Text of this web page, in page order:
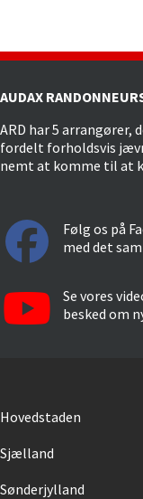
AUDAX
ARD har 5
fordelt forholdsvis
nemt at komme til at
Følg os på
med det
Se vores
besked om
Hovedstaden
Sjælland
Sønderjylland